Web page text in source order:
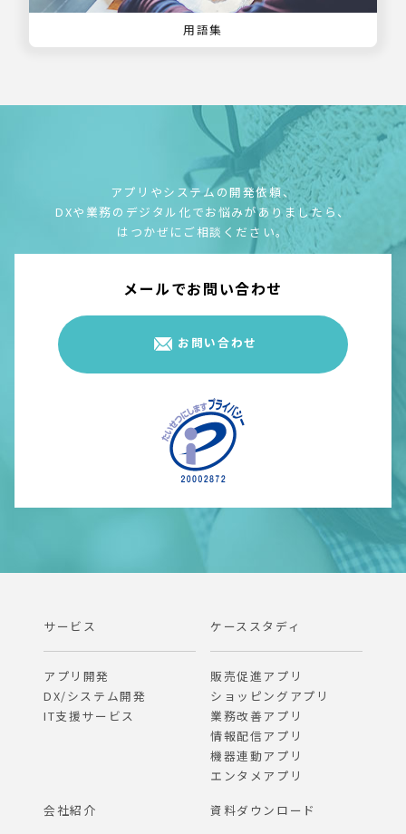
用語集
アプリやシステムの開発依頼、
DXや業務のデジタル化でお悩みがありましたら、
はつかぜにご相談ください。
メールでお問い合わせ
お問い合わせ
サービス
アプリ開発
DX/システム開発
IT支援サービス
ケーススタディ
販売促進アプリ
ショッピングアプリ
業務改善アプリ
情報配信アプリ
機器連動アプリ
エンタメアプリ
会社紹介
資料ダウンロード